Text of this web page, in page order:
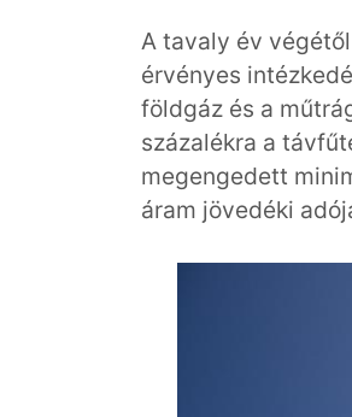
A tavaly év
érvényes
földgáz és a
százalékra a
megengedett
áram jövedéki